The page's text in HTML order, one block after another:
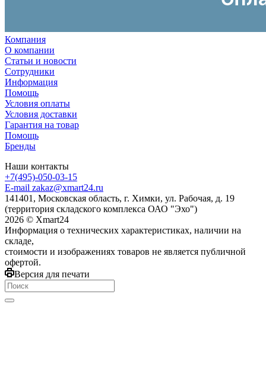
Компания
О компании
Статьи и новости
Сотрудники
Информация
Помощь
Условия оплаты
Условия доставки
Гарантия на товар
Помощь
Бренды
Наши контакты
+7(495)-050-03-15
E-mail zakaz@xmart24.ru
141401, Московская область, г. Химки, ул. Рабочая, д. 19
(территория складского комплекса ОАО "Эхо")
2026 © Хmart24
Информация о технических характеристиках, наличии на
складе,
стоимости и изображениях товаров не является публичной
офертой.
Версия для печати